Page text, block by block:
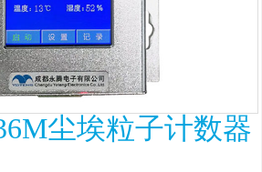
尘埃粒子计数器